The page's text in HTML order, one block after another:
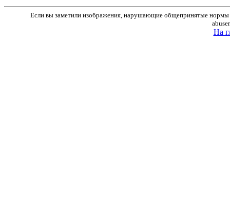
Если вы заметили изображения, нарушающие общепринятые нормы
На